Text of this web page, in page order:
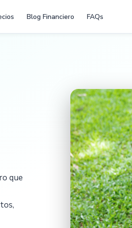
Blog Financiero FAQs
que